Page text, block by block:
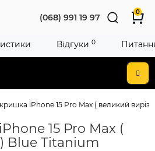
(068) 991 19 97
0
iPhone 15 Pro Max ( великий виріз
15 Pro Max (
Blue Titanium
Відгуки 0